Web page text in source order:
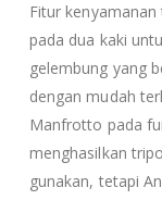
Fitur
pada dua kaki
gelembung yang
dengan mudah
Manfrotto pada
menghasilkan
gunakan, tetapi